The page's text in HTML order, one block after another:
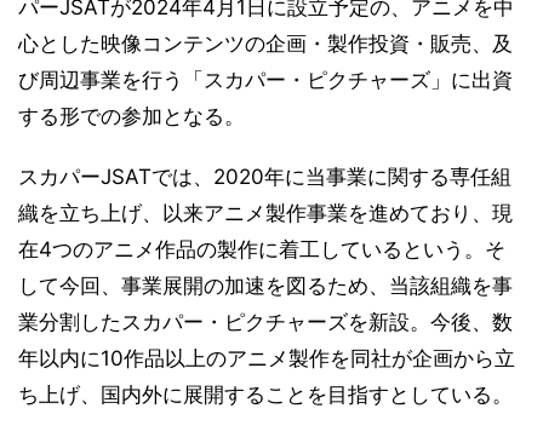
パーJSATが2024年4月1日に設立予定の、アニメを中
心とした映像コンテンツの企画・製作投資・販売、及
び周辺事業を行う「スカパー・ピクチャーズ」に出資
する形での参加となる。
スカパーJSATでは、2020年に当事業に関する専任組
織を立ち上げ、以来アニメ製作事業を進めており、現
在4つのアニメ作品の製作に着工しているという。そ
して今回、事業展開の加速を図るため、当該組織を事
業分割したスカパー・ピクチャーズを新設。今後、数
年以内に10作品以上のアニメ製作を同社が企画から立
ち上げ、国内外に展開することを目指すとしている。